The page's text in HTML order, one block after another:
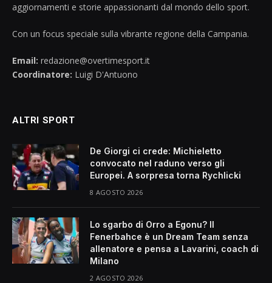
aggiornamenti e storie appassionanti dal mondo dello sport.
Con un focus speciale sulla vibrante regione della Campania.
Email: redazione@overtimesport.it
Coordinatore: Luigi D'Antuono
ALTRI SPORT
De Giorgi ci crede: Michieletto
convocato nel raduno verso gli
Europei. A sorpresa torna Rychlicki
8 AGOSTO 2026
Lo sgarbo di Orro a Egonu? Il
Fenerbahce è un Dream Team senza
allenatore e pensa a Lavarini, coach di
Milano
2 AGOSTO 2026